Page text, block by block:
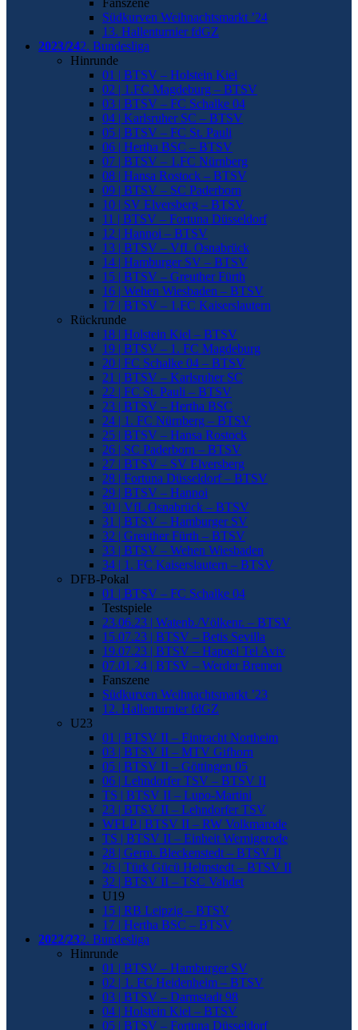
Fanszene
Südkurven Weihnachtsmarkt ’24
13. Hallenturnier fdGZ
2023/242. Bundesliga
Hinrunde
01 | BTSV – Holstein Kiel
02 | 1.FC Magdeburg – BTSV
03 | BTSV – FC Schalke 04
04 | Karlsruher SC – BTSV
05 | BTSV – FC St. Pauli
06 | Hertha BSC – BTSV
07 | BTSV – 1.FC Nürnberg
08 | Hansa Rostock – BTSV
09 | BTSV – SC Paderborn
10 | SV Elversberg – BTSV
11 | BTSV – Fortuna Düsseldorf
12 | Hannoi – BTSV
13 | BTSV – VfL Osnabrück
14 | Hamburger SV – BTSV
15 | BTSV – Greuther Fürth
16 | Wehen Wiesbaden – BTSV
17 | BTSV – 1.FC Kaiserslautern
Rückrunde
18 | Holstein Kiel – BTSV
19 | BTSV – 1. FC Magdeburg
20 | FC Schalke 04 – BTSV
21 | BTSV – Karlsruher SC
22 | FC St. Pauli – BTSV
23 | BTSV – Hertha BSC
24 | 1. FC Nürnberg – BTSV
25 | BTSV – Hansa Rostock
26 | SC Paderborn – BTSV
27 | BTSV – SV Elversberg
28 | Fortuna Düsseldorf – BTSV
29 | BTSV – Hannoi
30 | VfL Osnabrück – BTSV
31 | BTSV – Hamburger SV
32 | Greuther Fürth – BTSV
33 | BTSV – Wehen Wiesbaden
34 | 1. FC Kaiserslautern – BTSV
DFB-Pokal
01 | BTSV – FC Schalke 04
Testspiele
23.06.23 | Watenb./Völkenr. – BTSV
15.07.23 | BTSV – Betis Sevilla
19.07.23 | BTSV – Hapoel Tel Aviv
07.01.24 | BTSV – Werder Bremen
Fanszene
Südkurven Weihnachtsmarkt ’23
12. Hallenturnier fdGZ
U23
01 | BTSV II – Eintracht Northeim
03 | BTSV II – MTV Gifhorn
05 | BTSV II – Göttingen 05
06 | Lehndorfer TSV – BTSV II
TS | BTSV II – Lupo-Martini
23 | BTSV II – Lehndorfer TSV
WFLP | BTSV II – RW Volkmarode
TS | BTSV II – Einheit Wernigerode
28 | Germ. Bleckenstedt – BTSV II
26 | Türk Gücü Helmstedt – BTSV II
32 | BTSV II – TSC Vahdet
U19
15 | RB Leipzig – BTSV
17 | Hertha BSC – BTSV
2022/232. Bundesliga
Hinrunde
01 | BTSV – Hamburger SV
02 | 1. FC Heidenheim – BTSV
03 | BTSV – Darmstadt 98
04 | Holstein Kiel – BTSV
05 | BTSV – Fortuna Düsseldorf